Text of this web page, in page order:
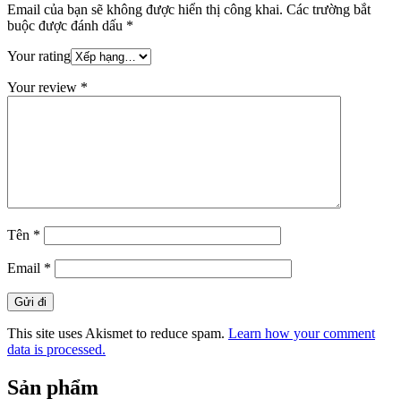
Email của bạn sẽ không được hiển thị công khai. Các trường bắt
buộc được đánh dấu *
Your rating
Your review *
Tên *
Email *
This site uses Akismet to reduce spam. Learn how your comment
data is processed.
Sản phẩm